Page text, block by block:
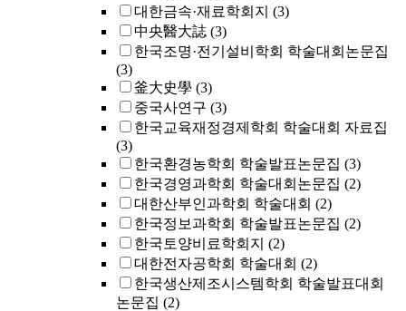
대한금속·재료학회지 (3)
中央醫大誌 (3)
한국조명·전기설비학회 학술대회논문집
(3)
釜大史學 (3)
중국사연구 (3)
한국교육재정경제학회 학술대회 자료집
(3)
한국환경농학회 학술발표논문집 (3)
한국경영과학회 학술대회논문집 (2)
대한산부인과학회 학술대회 (2)
한국정보과학회 학술발표논문집 (2)
한국토양비료학회지 (2)
대한전자공학회 학술대회 (2)
한국생산제조시스템학회 학술발표대회
논문집 (2)